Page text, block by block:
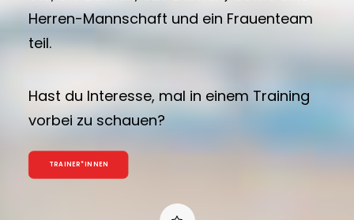
Herren-Mannschaft und ein Frauenteam
teil.
Hast du Interesse, mal in einem Training
vorbei zu schauen?
TRAINER*INNEN